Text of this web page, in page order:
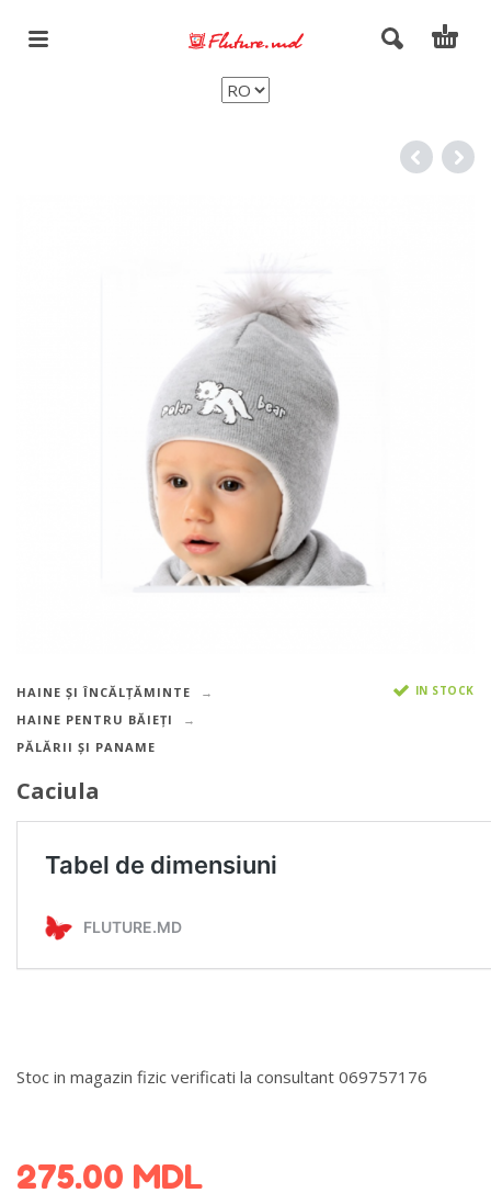
HAINE ȘI ÎNCĂLȚĂMINTE
HAINE PENTRU BĂIEȚI
PĂLĂRII ȘI PANAME
IN STOCK
Caciula
Stoc in magazin fizic verificati la consultant 069757176
275.00 MDL